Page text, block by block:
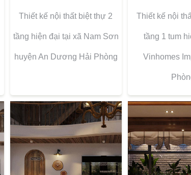
Thiết kế nội thất biệt thự 2
tầng hiện đại tại xã Nam Sơn
huyện An Dương Hải Phòng
Thiết kế nội
tầng 1 tum
Vinhomes